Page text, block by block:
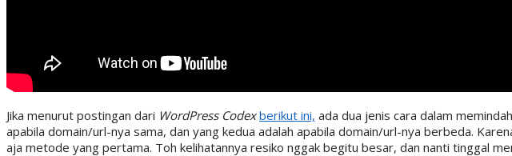
Jika menurut postingan dari WordPress Codexberikut ini, ada dua jenis cara dalam
apabila domain/url-nya sama, dan yang kedua adalah apabila domain/url-nya berbeda.
aja metode yang pertama. Toh kelihatannya resiko nggak begitu besar, dan nanti tinggal